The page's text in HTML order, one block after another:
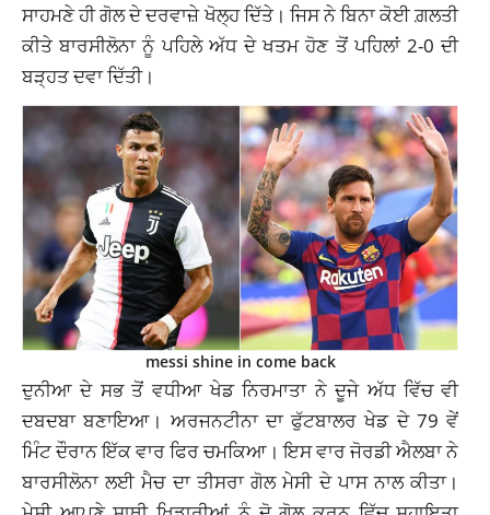
ਸਾਹਮਣੇ ਹੀ ਗੋਲ ਦੇ ਦਰਵਾਜ਼ੇ ਖੋਲ੍ਹ ਦਿੱਤੇ। ਜਿਸ ਨੇ ਬਿਨਾ ਕੋਈ ਗ਼ਲਤੀ
ਕੀਤੇ ਬਾਰਸੀਲੋਨਾ ਨੂੰ ਪਹਿਲੇ ਅੱਧ ਦੇ ਖਤਮ ਹੋਣ ਤੋਂ ਪਹਿਲਾਂ 2-0 ਦੀ
ਬੜ੍ਹਤ ਦਵਾ ਦਿੱਤੀ।
messi shine in come back
ਦੁਨੀਆ ਦੇ ਸਭ ਤੋਂ ਵਧੀਆ ਖੇਡ ਨਿਰਮਾਤਾ ਨੇ ਦੂਜੇ ਅੱਧ ਵਿੱਚ ਵੀ
ਦਬਦਬਾ ਬਣਾਇਆ।ਅਰਜਨਟੀਨਾਦਾ ਫੁੱਟਬਾਲਰ ਖੇਡ ਦੇ 79 ਵੇਂ
ਮਿੰਟ ਦੌਰਾਨ ਇੱਕ ਵਾਰ ਫਿਰ ਚਮਕਿਆ। ਇਸ ਵਾਰ ਜੋਰਡੀ ਐਲਬਾ ਨੇ
ਬਾਰਸੀਲੋਨਾ ਲਈ ਮੈਚ ਦਾ ਤੀਸਰਾ ਗੋਲ ਮੇਸੀ ਦੇ ਪਾਸ ਨਾਲ ਕੀਤਾ।